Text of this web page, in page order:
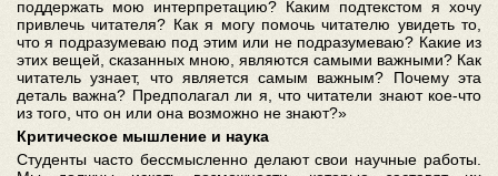
поддержать мою интерпретацию? Каким подтекстом я хочу
привлечь читателя? Как я могу помочь читателю увидеть то,
что я подразумеваю под этим или не подразумеваю? Какие из
этих вещей, сказанных мною, являются самыми важными? Как
читатель узнает, что является самым важным? Почему эта
деталь важна? Предполагал ли я, что читатели знают кое-что
из того, что он или она возможно не знают?»
Критическое мышление и наука
Студенты часто бессмысленно делают свои научные работы.